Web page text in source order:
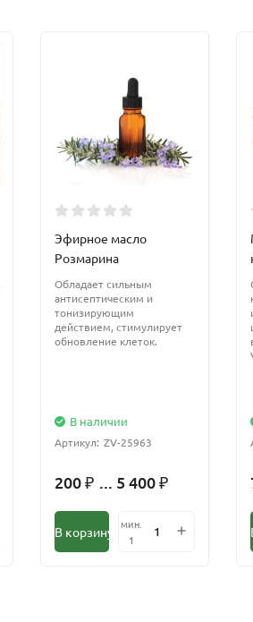
Эфирное масло
Розмарина
Обладает сильным
антисептическим и
тонизирующим
действием, стимулирует
обновление клеток.
В наличии
Артикул: ZV-25963
200 ₽ ... 5 400 ₽
В корзину
мин.
1